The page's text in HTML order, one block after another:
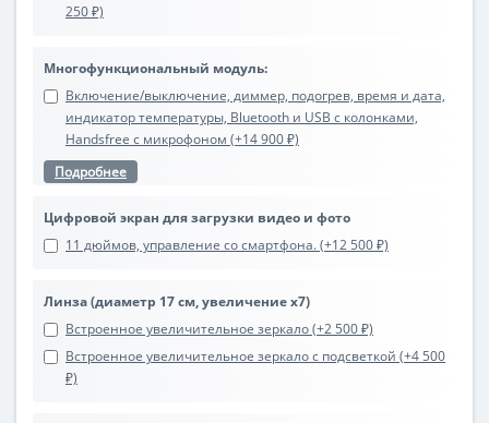
250 ₽)
Многофункциональный модуль:
Включение/выключение, диммер, подогрев, время и дата,
индикатор температуры, Bluetooth и USB с колонками,
Handsfree с микрофоном (+14 900 ₽)
Подробнее
Цифровой экран для загрузки видео и фото
11 дюймов, управление со смартфона. (+12 500 ₽)
Линза (диаметр 17 см, увеличение х7)
Встроенное увеличительное зеркало (+2 500 ₽)
Встроенное увеличительное зеркало с подсветкой (+4 500
₽)